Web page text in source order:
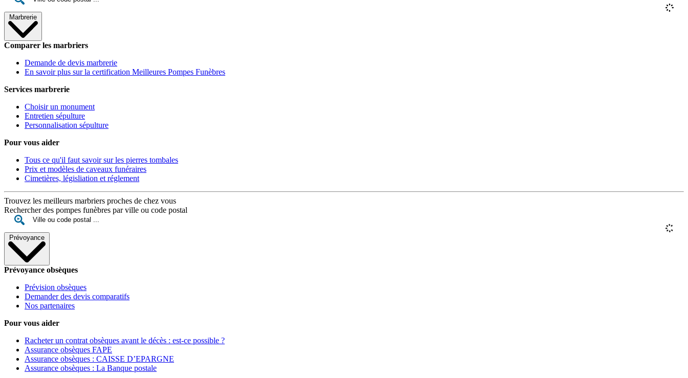
Marbrerie
Comparer les marbriers
Demande de devis marbrerie
En savoir plus sur la certification Meilleures Pompes Funèbres
Services marbrerie
Choisir un monument
Entretien sépulture
Personnalisation sépulture
Pour vous aider
Tous ce qu'il faut savoir sur les pierres tombales
Prix et modèles de caveaux funéraires
Cimetières, législiation et réglement
Trouvez les meilleurs marbriers proches de chez vous
Rechercher des pompes funèbres par ville ou code postal
Prévoyance
Prévoyance obsèques
Prévision obsèques
Demander des devis comparatifs
Nos partenaires
Pour vous aider
Racheter un contrat obsèques avant le décès : est-ce possible ?
Assurance obsèques FAPE
Assurance obsèques : CAISSE D’EPARGNE
Assurance obsèques : La Banque postale